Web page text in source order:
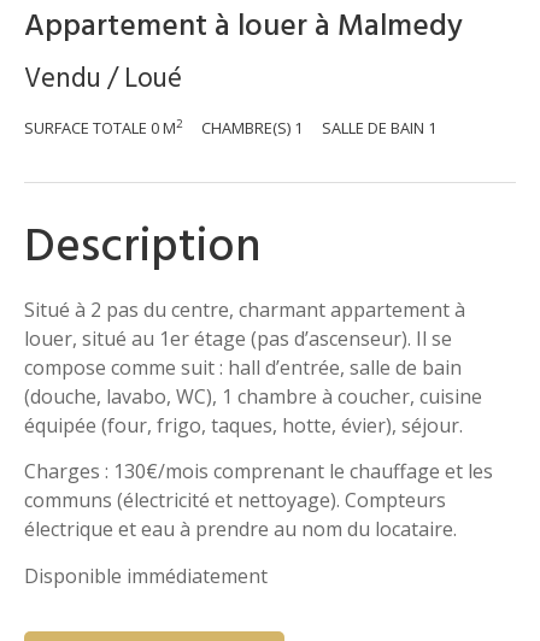
Appartement à louer à Malmedy
Vendu / Loué
SURFACE TOTALE 0 M2 CHAMBRE(S) 1 SALLE DE BAIN 1
Description
Situé à 2 pas du centre, charmant appartement à
louer, situé au 1er étage (pas d’ascenseur). Il se
compose comme suit : hall d’entrée, salle de bain
(douche, lavabo, WC), 1 chambre à coucher, cuisine
équipée (four, frigo, taques, hotte, évier), séjour.
Charges : 130€/mois comprenant le chauffage et les
communs (électricité et nettoyage). Compteurs
électrique et eau à prendre au nom du locataire.
Disponible immédiatement